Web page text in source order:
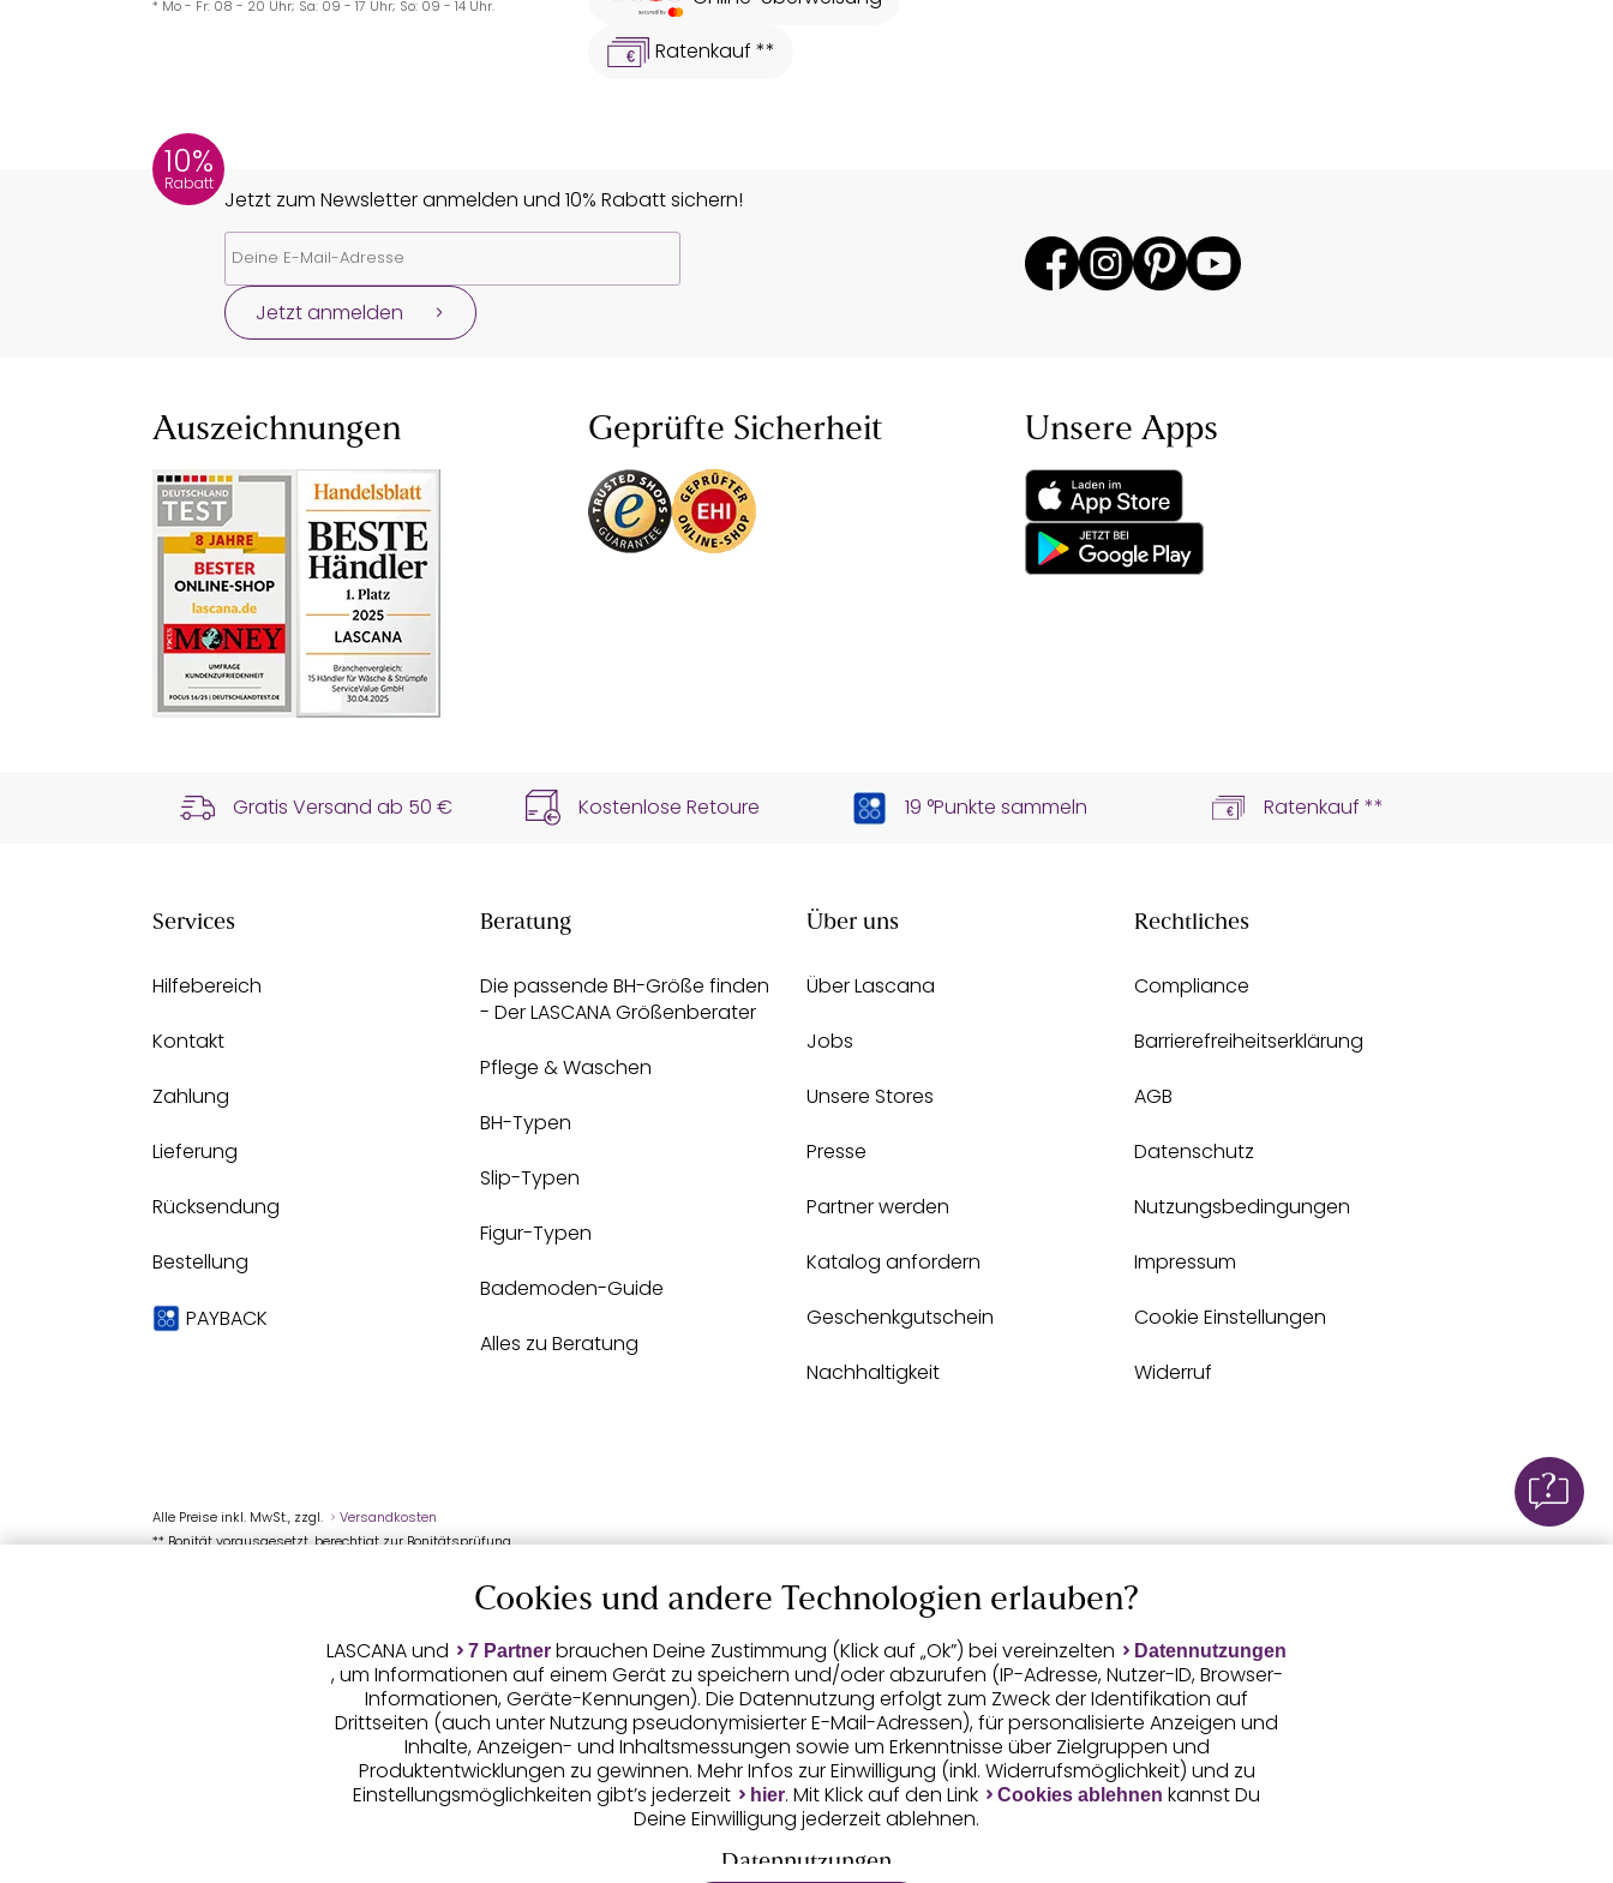
* Mo - Fr: 08 - 20 Uhr; Sa: 09 - 17 Uhr; So: 09 - 14 Uhr.
Ratenkauf **
10%
Rabatt
Jetzt zum Newsletter anmelden und 10% Rabatt sichern!
Jetzt anmelden
Auszeichnungen Geprüfte Sicherheit Unsere Apps
Gratis Versand ab 50 € Kostenlose Retoure 19 °Punkte sammeln Ratenkauf **
Services
Hilfebereich
Kontakt
Zahlung
Lieferung
Rücksendung
Bestellung
PAYBACK
Beratung
Die passende BH-Größe finden
- Der LASCANA Größenberater
Pflege & Waschen
BH-Typen
Slip-Typen
Figur-Typen
Bademoden-Guide
Alles zu Beratung
Über uns
Über Lascana
Jobs
Unsere Stores
Presse
Partner werden
Katalog anfordern
Geschenkgutschein
Nachhaltigkeit
Rechtliches
Compliance
Barrierefreiheitserklärung
AGB
Datenschutz
Nutzungsbedingungen
Impressum
Cookie Einstellungen
Widerruf
Alle Preise inkl. MwSt., zzgl.
Versandkosten
** Bonität vorausgesetzt, berechtigt zur Bonitätsprüfung
Cookies und andere Technologien erlauben?
LASCANA und 7 Partner brauchen Deine Zustimmung (Klick auf „Ok”) bei vereinzelten Datennutzungen
, um Informationen auf einem Gerät zu speichern und/oder abzurufen (IP-Adresse, Nutzer-ID, Browser-
Informationen, Geräte-Kennungen). Die Datennutzung erfolgt zum Zweck der Identifikation auf
Drittseiten (auch unter Nutzung pseudonymisierter E-Mail-Adressen), für personalisierte Anzeigen und
Inhalte, Anzeigen- und Inhaltsmessungen sowie um Erkenntnisse über Zielgruppen und
Produktentwicklungen zu gewinnen. Mehr Infos zur Einwilligung (inkl. Widerrufsmöglichkeit) und zu
Einstellungsmöglichkeiten gibt’s jederzeit
hier. Mit Klick auf den Link Cookies ablehnen kannst Du
Deine Einwilligung jederzeit ablehnen.
Datennutzungen